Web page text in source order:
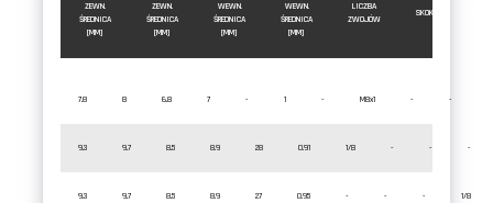
ZEWN.
ŚREDNICA
[MM]
ZEWN.
ŚREDNICA
[MM]
WEWN.
ŚREDNICA
[MM]
WEWN.
ŚREDNICA
[MM]
LICZBA
ZWOJÓW
SKOK
7.8 8 6.8 7 - 1 - M8x1 - -
9.3 9.7 8.5 8.9 28 0.91 1/8 - - -
9.3 9.7 8.5 8.9 27 0.95 - - - 1/8